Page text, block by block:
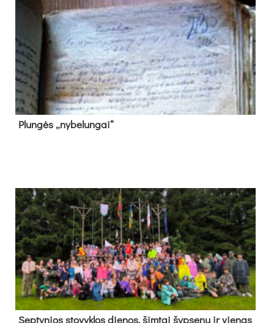
Plun­gės „ny­be­lun­gai“
Sep­ty­nios sto­vyk­los die­nos, šim­tai šyp­se­nų ir vie­nas